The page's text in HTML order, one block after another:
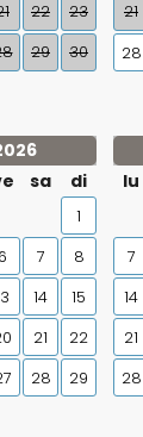
22
23
29 30
21
28
sa di
1
6 7
8
14
15
21
22
28
29
lu
7
14
21
28